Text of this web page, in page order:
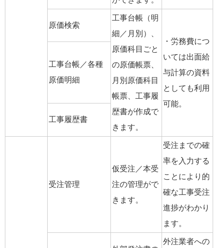
原価検索
工事台帳（明
細／月別）、
原価科目ごと
の原価帳票、
月別原価科目
帳票、工事履
歴書が作成で
きます。
・労務費につ
いては出面給
与計算の資料
としても利用
可能。
工事台帳／各種
原価明細
工事履歴書
受注管理
仮受注／本受
注の管理がで
きます。
受注までの確
率を入力する
ことにより的
確な工事受注
進捗がわかり
ます。
外注業者への